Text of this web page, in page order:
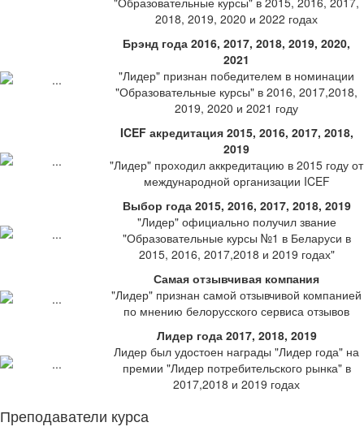
2018, 2019, 2020 и 2022 годах
Брэнд года 2016, 2017, 2018, 2019, 2020,
2021
"Лидер" признан победителем в номинации
"Образовательные курсы" в 2016, 2017,2018,
2019, 2020 и 2021 году
ICEF акредитация 2015, 2016, 2017, 2018,
2019
"Лидер" проходил аккредитацию в 2015 году от
международной организации ICEF
Выбор года 2015, 2016, 2017, 2018, 2019
"Лидер" официально получил звание
"Образовательные курсы №1 в Беларуси в
2015, 2016, 2017,2018 и 2019 годах"
Самая отзывчивая компания
"Лидер" признан самой отзывчивой компанией
по мнению белорусского сервиса отзывов
Лидер года 2017, 2018, 2019
Лидер был удостоен награды "Лидер года" на
премии "Лидер потребительского рынка" в
2017,2018 и 2019 годах
Преподаватели курса